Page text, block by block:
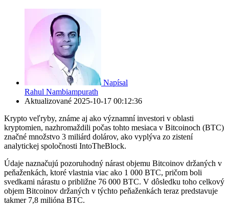
Napísal
Rahul Nambiampurath
Aktualizované 2025-10-17 00:12:36
Krypto veľryby, známe aj ako významní investori v oblasti
kryptomien, nazhromaždili počas tohto mesiaca v Bitcoinoch (BTC)
značné množstvo 3 miliárd dolárov, ako vyplýva zo zistení
analytickej spoločnosti IntoTheBlock.
Údaje naznačujú pozoruhodný nárast objemu Bitcoinov držaných v
peňaženkách, ktoré vlastnia viac ako 1 000 BTC, pričom boli
svedkami nárastu o približne 76 000 BTC. V dôsledku toho celkový
objem Bitcoinov držaných v týchto peňaženkách teraz predstavuje
takmer 7,8 milióna BTC.